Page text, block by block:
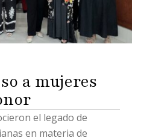
a mujeres
el legado de
en materia de